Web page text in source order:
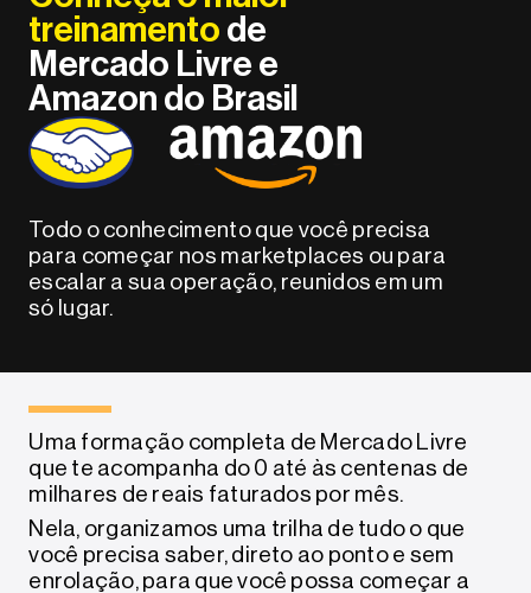
treinamento de
Mercado Livre e
Amazon do Brasil
Todo o conhecimento que você precisa
para começar nos marketplaces ou para
escalar a sua operação, reunidos em um
só lugar.
Uma formação completa de Mercado Livre
que te acompanha do 0 até às centenas de
milhares de reais faturados por mês.
Nela, organizamos uma trilha de tudo o que
você precisa saber, direto ao ponto e sem
enrolação, para que você possa começar a